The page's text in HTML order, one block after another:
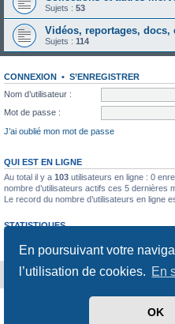
En poursuivant votre
l’utilisation de cookies. En
OK
Sujets : 53
Vidéos, reportages,
Sujets : 114
CONNEXION • S’ENREGISTRER
Nom d’utilisateur :
Mot de passe :
J’ai oublié mon mot de passe
QUI EST EN LIGNE
Au total il y a 103 utilisateurs en ligne : 0
nombre d’utilisateurs actifs ces 5 dernières
Le record du nombre d’utilisateurs en ligne
STATISTIQUES
Pierre58
Index du forum
Traduit par